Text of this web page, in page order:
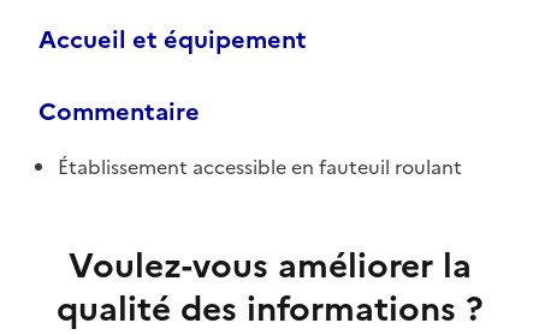
Accueil et équipement
Commentaire
Établissement accessible en fauteuil roulant
Voulez-vous améliorer la
qualité des informations ?